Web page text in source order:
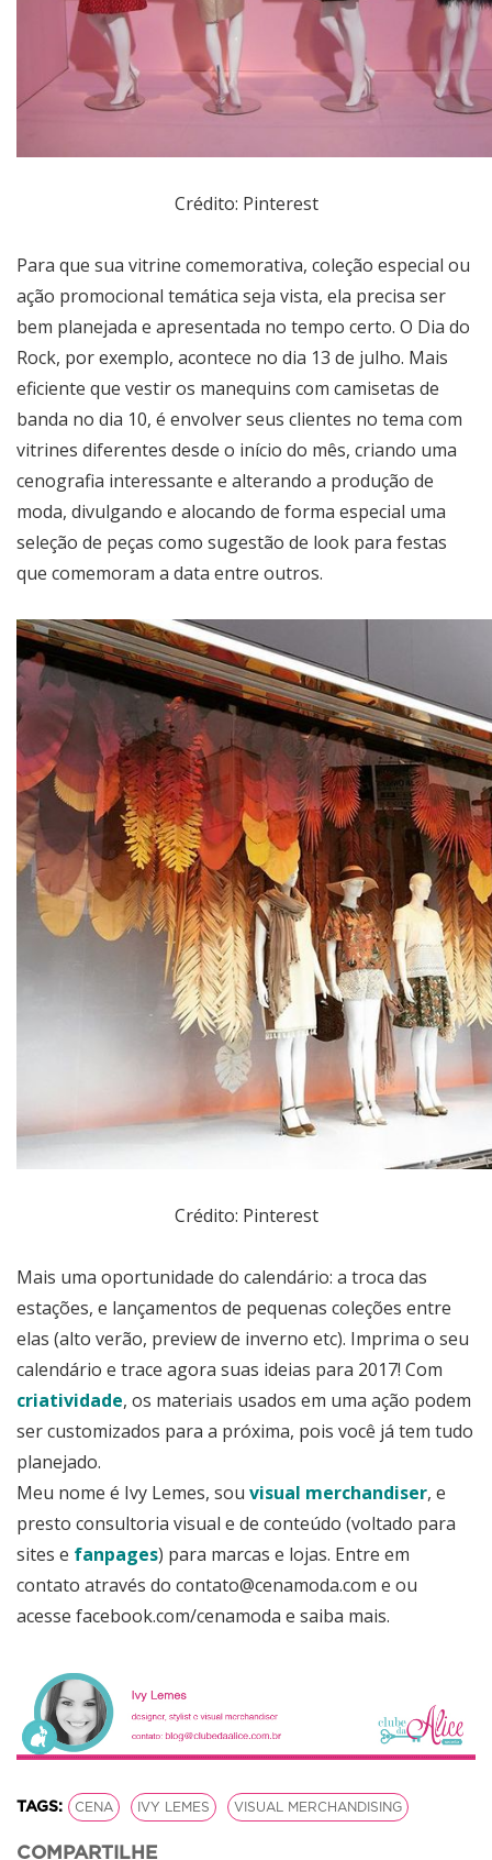
Crédito: Pinterest
Para que sua vitrine comemorativa, coleção especial ou
ação promocional temática seja vista, ela precisa ser
bem planejada e apresentada no tempo certo. O Dia do
Rock, por exemplo, acontece no dia 13 de julho. Mais
eficiente que vestir os manequins com camisetas de
banda no dia 10, é envolver seus clientes no tema com
vitrines diferentes desde o início do mês, criando uma
cenografia interessante e alterando a produção de
moda, divulgando e alocando de forma especial uma
seleção de peças como sugestão de look para festas
que comemoram a data entre outros.
Crédito: Pinterest
Mais uma oportunidade do calendário: a troca das
estações, e lançamentos de pequenas coleções entre
elas (alto verão, preview de inverno etc). Imprima o seu
calendário e trace agora suas ideias para 2017! Com
criatividade, os materiais usados em uma ação podem
ser customizados para a próxima, pois você já tem tudo
planejado.
Meu nome é Ivy Lemes, sou visual merchandiser, e
presto consultoria visual e de conteúdo (voltado para
sites e fanpages) para marcas e lojas. Entre em
contato através do contato@cenamoda.com e ou
acesse facebook.com/cenamoda e saiba mais.
TAGS: CENA IVY LEMES VISUAL MERCHANDISING
COMPARTILHE